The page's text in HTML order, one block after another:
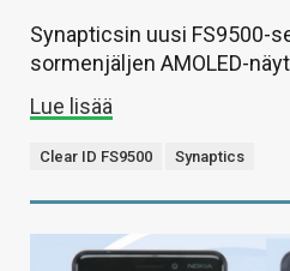
Synapticsin uusi FS9500-
sormenjäljen AMOLED-
Lue lisää
Clear ID FS9500 Synaptics